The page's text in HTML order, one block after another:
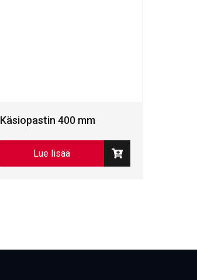
Käsiopastin 400 mm
Lue lisää